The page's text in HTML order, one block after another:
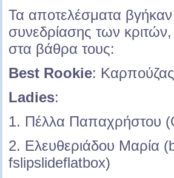
Τα αποτελέσματα βγήκαν
συνεδρίασης των κριτών,
στα βάθρα τους:
Best Rookie:
Ladies:
1. Πέλλα Παπαχρήστου
2. Ελευθεριάδου Μαρία
fslipslideflatbox)